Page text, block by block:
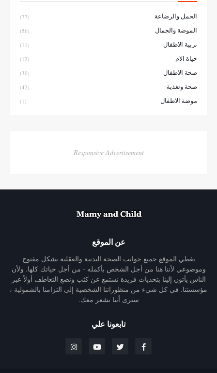
الحمل والرضاعة (77)
الموضة والجمال (56)
تربية الاطفال (11)
حياة الام (12)
صحة الاطفال (30)
صحة وتغذية (42)
موضة الاطفال (1)
Responsive Advertisement
عن الموقع
يغطي الموقع جميع جوانب الصحة البدنية والعقلية بشكل مفتوح
وموضوعي لأننا هنا من أجل الشخص بأكمله - من أجل حياتك كلها. ولأن
الناس يأتون إلينا بتحديات فريدة نستمع عن كثب ونضع التعاطف أولاً عبر
مؤسستنا. في كل شيء من منظوراتنا الشخصية إلى التزامنا بالشمولية ،
سترى أننا نشعر معك.
تابعونا علي